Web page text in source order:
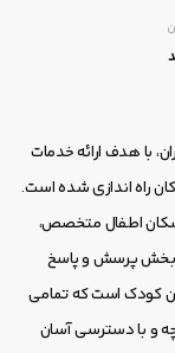
با هدف ارائه خدمات
راه اندازی شده است.
اطفال متخصص،
بخش پرسش و پاسخ
کودک است که تمامی
و با دسترسی آسان